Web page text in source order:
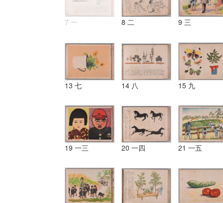
7 一 8 二 9 三
13 七 14 八 15 九
19 一三 20 一四 21 一五